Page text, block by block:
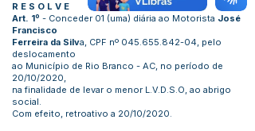
R E S O L V E
Art. 1º - Conceder 01 (uma) diária ao Motorista José
Francisco
Ferreira da Silva, CPF nº 045.655.842-04, pelo
deslocamento
ao Município de Rio Branco - AC, no período de
20/10/2020,
na finalidade de levar o menor L.V.D.S.O, ao abrigo
social.
Com efeito, retroativo a 20/10/2020.